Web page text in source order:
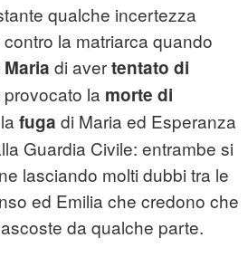
qualche incertezza
la matriarca quando
Maria di avertentato di
la morte di
fuga di Maria ed Esperanza
Guardia Civile: entrambe si
lasciando molti dubbi tra le
ed Emilia che credono che
da qualche parte.